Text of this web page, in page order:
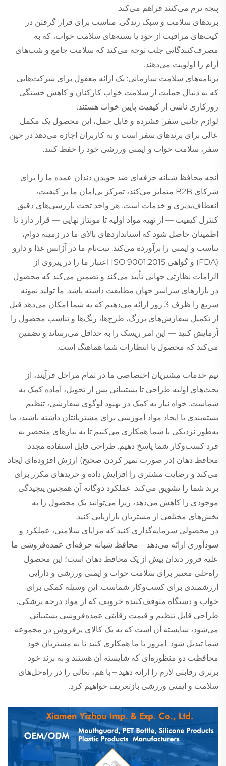
پنجه نرم می‌کنند فراهم می‌کند.
برندهای سلامت و سبک زندگی: مناسب برای قرار گرفتن در
کیت‌های مراقبت از خود یا بسته‌های سلامت خواب، که به
مصرف‌کنندگانی جلب توجه می‌کند که سلامت جامع و شب‌های
آرام را اولویت می‌دهند.
برنامه‌های سلامت سازمانی: یک ارائه معقول برای شرکت‌هایی
که به دنبال حمایت از سلامت خواب کارکنان و کاهش خستگی
روزکاری ناشی از کیفیت پایین خواب هستند.
لوازم جانبی سفر: فشرده و قابل حمل، این محصول یک مکمل
عالی برای برندهای سفر است و به کاربران اجازه می‌دهد در حین
سفر، سلامت خواب و ایمنی ورزشی خود را حفظ کنند.
آنچه محافظ شبانه حرفه‌ای ضد جویدن دندان عمده ما را برای
شرکای B2B متمایز می‌کند، تمرکز بی‌امان ما بر کیفیت،
انعطاف‌پذیری و خدمات است. هر واحد تحت بازرسی‌های دقیق
کنترل کیفیت — از تهیه مواد اولیه تا مونتاژ نهایی — قرار دارد تا
اطمینان حاصل شود که استانداردهای بالای ما در زمینه دوام،
تناسب و ایمنی را برآورده می‌کند. ثبت‌نام ما در آژانس غذا و دارو
(FDA) و گواهی ISO 9001:2015 اعتبار ما را در پیروی از
الزامات نظارتی جهانی تأیید می‌کند و تضمین می‌کند که محصول
در بازارهای سراسر جهان مطابقت داشته باشد. ما تولید نمونه
سریع را ظرف 3 روز ارائه می‌دهیم که به شما امکان می‌دهد قبل
از تکمیل سفارش‌های بزرگ، طرح‌ها، رنگ‌ها و تناسب محصول را
آزمایش کنید — این امر ریسک را به حداقل می‌رساند و تضمین
می‌کند که محصول با انتظارات شما هماهنگ است.
تیم خدمات مشتریان اختصاصی ما در تمام مراحل فرآیند، از
بحث‌های اولیه طراحی تا پشتیبانی پس از تحویل، آماده کمک به
شماست. خواه نیاز به کمک در بهبود لوگوی سفارشی، تنظیم
بسته‌بندی یا ایجاد مواد آموزشی برای مشتریانتان داشته باشید، ما
به‌طور نزدیکی با شما همکاری می‌کنیم تا به نیازهای منحصر به
فرد کسب‌وکار شما پاسخ دهیم. طراحی قابل استفاده مجدد
محافظ دهان (در صورت تمیز کردن صحیح) ارزش افزوده‌ای ایجاد
می‌کند و رضایت مشتری را افزایش داده و خریدهای مکرر برای
برند شما را تشویق می‌کند. عملکرد دوگانه آن همچنین پیچیدگی
موجودی را کاهش می‌دهد، زیرا می‌توانید یک محصول را به
بخش‌های مختلفی از مشتریان بازاریابی کنید.
در محصولی سرمایه‌گذاری کنید که مزایای سلامتی، عملکرد و
سودآوری ارائه می‌دهد – محافظ شبانه حرفه‌ای عمده‌فروشی ما
علیه قروز دندان بیش از یک محافظ دهان است؛ این محصول
راه‌حلی معتبر برای سلامت خواب و ایمنی ورزشی و دارایی
ارزشمندی برای کسب‌وکار شماست. این وسیله کمکی برای
خواب و دستگاه متوقف‌کننده خروپف که از مواد درجه پزشکی،
طراحی قابل تنظیم و قیمت رقابتی عمده‌فروشی پشتیبانی
می‌شود، شایسته آن است که به یک کالای پرفروش در مجموعه
شما تبدیل شود. امروز با ما همکاری کنید تا به مشتریان خود
محافظت دو منظوره‌ای که شایسته آن هستند و به برند خود
برتری رقابتی لازم را ارائه دهید – با هم، تعالی را در راه‌حل‌های
سلامت و ایمنی ورزشی بازتعریف خواهیم کرد.